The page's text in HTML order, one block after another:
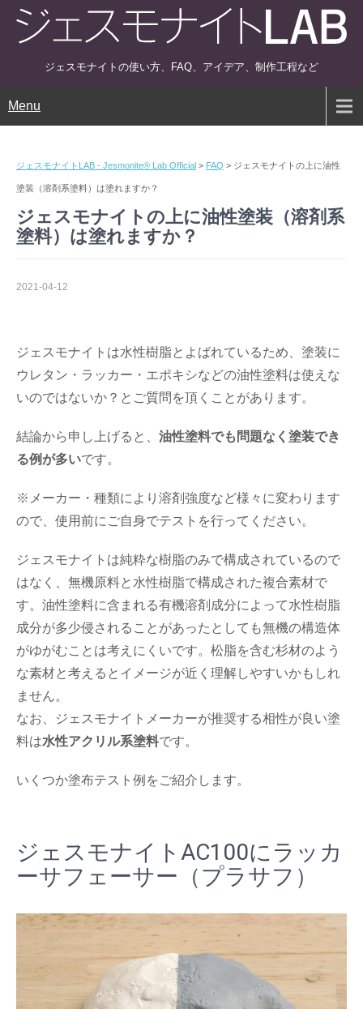
ジェスモナイトの使い方、FAQ、アイデア、制作工程など
Menu
ジェスモナイトLAB - Jesmonite® Lab Official > FAQ > ジェスモナイトの上に油性
塗装（溶剤系塗料）は塗れますか？
ジェスモナイトの上に油性塗装（溶剤系
塗料）は塗れますか？
2021-04-12
ジェスモナイトは水性樹脂とよばれているため、塗装に
ウレタン・ラッカー・エポキシなどの油性塗料は使えな
いのではないか？とご質問を頂くことがあります。
結論から申し上げると、 油性塗料でも問題なく塗装でき
る例が多いです。
※メーカー・種類により溶剤強度など様々に変わります
ので、使用前にご自身でテストを行ってください。
ジェスモナイトは純粋な樹脂のみで構成されているので
はなく、無機原料と水性樹脂で構成された複合素材で
す。油性塗料に含まれる有機溶剤成分によって水性樹脂
成分が多少侵されることがあったとしても無機の構造体
がゆがむことは考えにくいです。松脂を含む杉材のよう
な素材と考えるとイメージが近く理解しやすいかもしれ
ません。
なお、ジェスモナイトメーカーが推奨する相性が良い塗
料は水性アクリル系塗料です。
いくつか塗布テスト例をご紹介します。
ジェスモナイトAC100にラッカ
ーサフェーサー（プラサフ）